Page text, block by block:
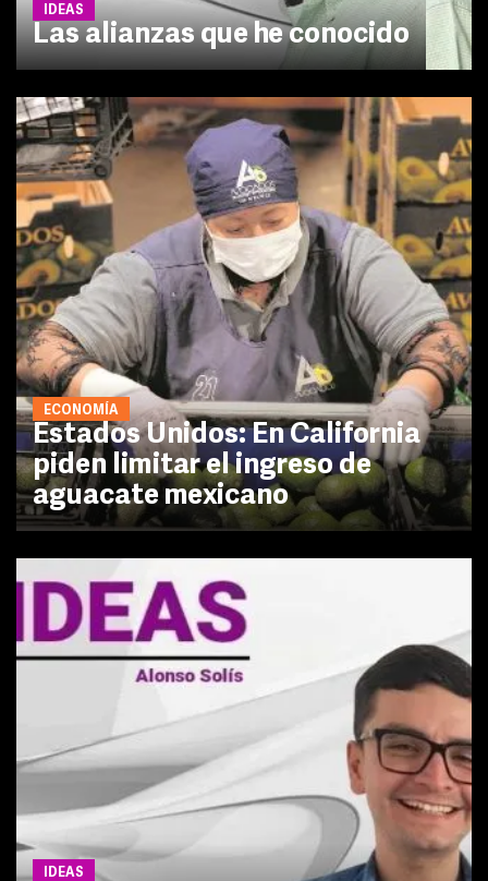
IDEAS
Las alianzas que he conocido
ECONOMÍA
Estados Unidos: En California
piden limitar el ingreso de
aguacate mexicano
IDEAS